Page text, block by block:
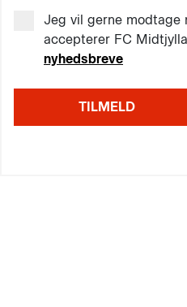
Jeg vil gerne modtage
accepterer FC
nyhedsbreve